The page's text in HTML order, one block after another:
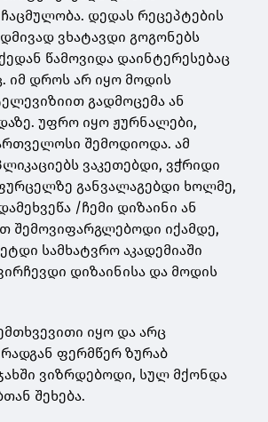
დედას რეცეპტების
ვხატავდი გოგონებს
წამოვიდა დაინტერესებაც
იმ დროს არ იყო მოდის
გადმოცემა ან
უფრო იყო ჟურნალები,
შემოდიოდა. ამ
ვაკეთებდი, ვჭრიდი
განვალაგებდი ხოლმე,
/ჩემი დიზაინი ან
შემოვიფარგლებოდი იქამდე,
სამხატვრო აკადემიაში
დიზაინისა და მოდის
იყო და არც
ფერმწერ ზურაბ
ვიზრდებოდი, სულ მქონდა
შეხება.